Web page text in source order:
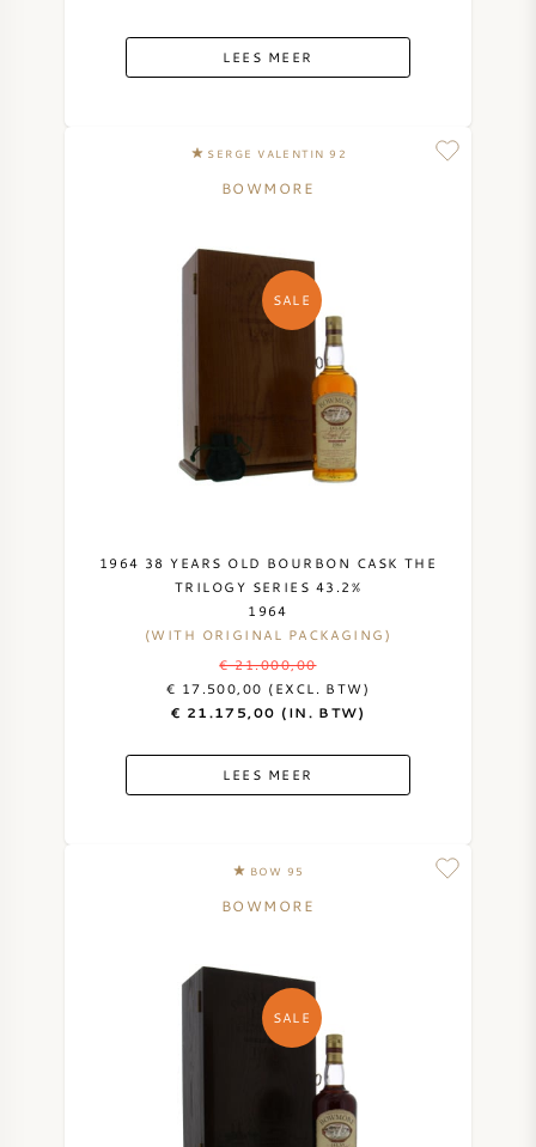
LEES MEER
SERGE VALENTIN 92
SALE
BOWMORE
1964 38 YEARS OLD BOURBON CASK THE
TRILOGY SERIES 43.2%
1964
(WITH ORIGINAL PACKAGING)
€ 21.000,00
€ 17.500,00 (EXCL. BTW)
€ 21.175,00 (IN. BTW)
LEES MEER
BOW 95
SALE
BOWMORE